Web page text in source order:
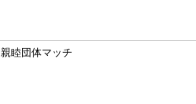
親睦団体マッチ